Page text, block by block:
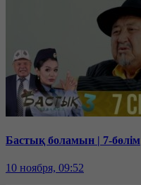
Бастық боламын | 7-бөлім
10 ноября, 09:52